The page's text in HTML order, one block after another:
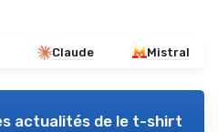
Claude Mistral
actualités de le t-shirt